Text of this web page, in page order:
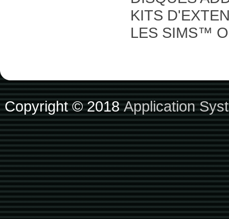
KITS
LES SIMS™
Copyright © 2018Application